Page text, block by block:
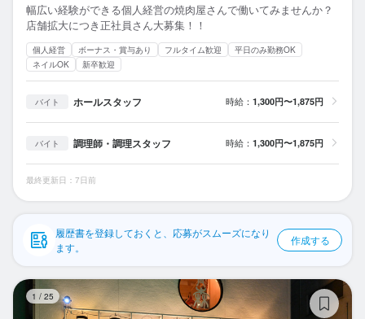
スカウト・メルマガ受信設定
ヘルプ・お問い合わせフォーム
食べログ求人PRESS
プライバシーポリシー
利用規約
企業情報
幅広い経験ができる個人経営の焼肉屋さんで働いてみませんか？
店舗拡大につき正社員さん大募集！！
個人経営 ボーナス・賞与あり フルタイム歓迎
平日のみ勤務OK
ネイルOK
新卒歓迎
バイト ホールスタッフ 時給： 1,300円〜1,875円
バイト 調理師・調理スタッフ 時給： 1,300円〜1,875円
最終更新日：7日前
履歴書を登録しておくと、応募がスムーズになり
ます。
作成する
1 / 25